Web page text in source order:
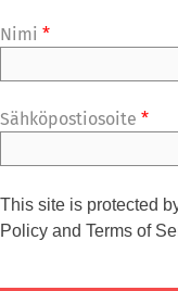
Nimi *
Sähköpostiosoite *
This site is protected
Policy and Terms of